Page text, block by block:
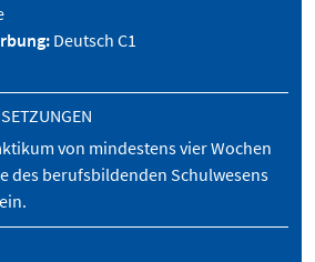
Deutsch C1
von mindestens vier Wochen
des berufsbildenden Schulwesens